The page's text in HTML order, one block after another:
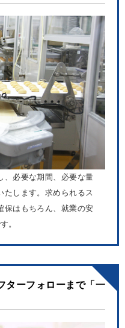
、必要な期間、必要な量
たします。求められるス
保はもちろん、就業の安
。
ターフォローまで「一